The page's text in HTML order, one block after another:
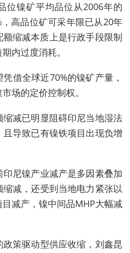
位镍矿平均品位从2006年的
高品位矿可采年限已从20年
缩减本质上是行政手段限制
内过度消耗。
借全球近70%的镍矿产量，
场的定价控制权。
减已明显阻碍印尼当地湿法
导致已有镍铁项目出现负增
尼镍产业减产是多因素叠加
减，还受到当地电力紧张以
减产，镍中间品MHP大幅减
策驱动型供应收缩，刘鑫昆